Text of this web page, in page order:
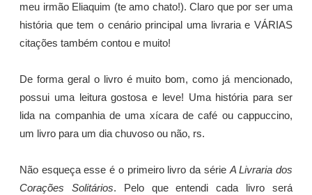
meu irmão Eliaquim (te amo chato!). Claro que por ser uma
história que tem o cenário principal uma livraria e VÁRIAS
citações também contou e muito!
De forma geral o livro é muito bom, como já mencionado,
possui uma leitura gostosa e leve! Uma história para ser
lida na companhia de uma xícara de café ou cappuccino,
um livro para um dia chuvoso ou não, rs.
Não esqueça esse é o primeiro livro da sérieA Livraria dos
Corações Solitários. Pelo que entendi cada livro será